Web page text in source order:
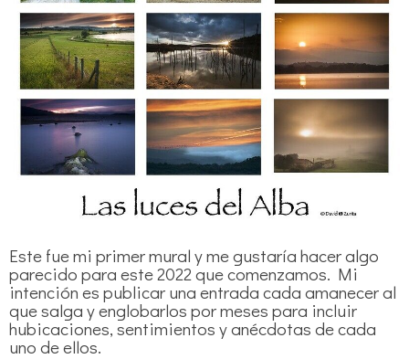
Este fue mi primer mural y me gustaría hacer algo
parecido para este 2022 que comenzamos. Mi
intención es publicar una entrada cada amanecer al
que salga y englobarlos por meses para incluir
hubicaciones, sentimientos y anécdotas de cada
uno de ellos.